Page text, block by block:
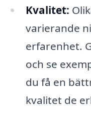
Kvalitet:
varierande
erfarenhet.
och se
du få en
kvalitet de